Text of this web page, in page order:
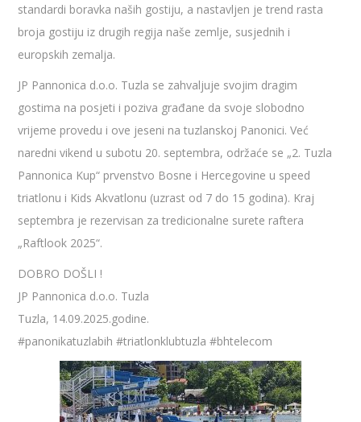
standardi boravka naših gostiju, a nastavljen je trend rasta
broja gostiju iz drugih regija naše zemlje, susjednih i
europskih zemalja.
JP Pannonica d.o.o. Tuzla se zahvaljuje svojim dragim
gostima na posjeti i poziva građane da svoje slobodno
vrijeme provedu i ove jeseni na tuzlanskoj Panonici. Već
naredni vikend u subotu 20. septembra, održaće se „2. Tuzla
Pannonica Kup“ prvenstvo Bosne i Hercegovine u speed
triatlonu i Kids Akvatlonu (uzrast od 7 do 15 godina). Kraj
septembra je rezervisan za tredicionalne surete raftera
„Raftlook 2025“.
DOBRO DOŠLI !
JP Pannonica d.o.o. Tuzla
Tuzla, 14.09.2025.godine.
#panonikatuzlabih #triatlonklubtuzla #bhtelecom